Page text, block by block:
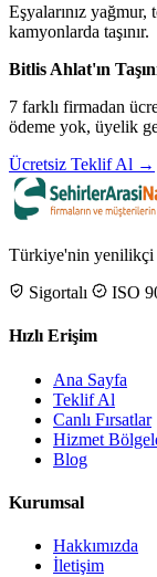
Eşyalarınız yağmur,
kamyonlarda taşınır.
Bitlis Ahlat'ın
7 farklı firmadan
ödeme yok, üyelik
Ücretsiz Teklif Al →
Türkiye'nin yenilikçi
Sigortalı
ISO
Hızlı Erişim
Ana Sayfa
Teklif Al
Canlı Fırsatlar
Hizmet
Blog
Kurumsal
Hakkımızda
İletişim